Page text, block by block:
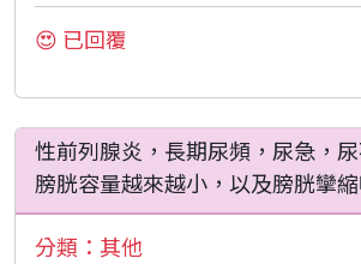
😍 已回覆
性前列腺炎，長期尿頻，尿急，
膀胱容量越來越小，以及膀胱攣縮
分類： 其他